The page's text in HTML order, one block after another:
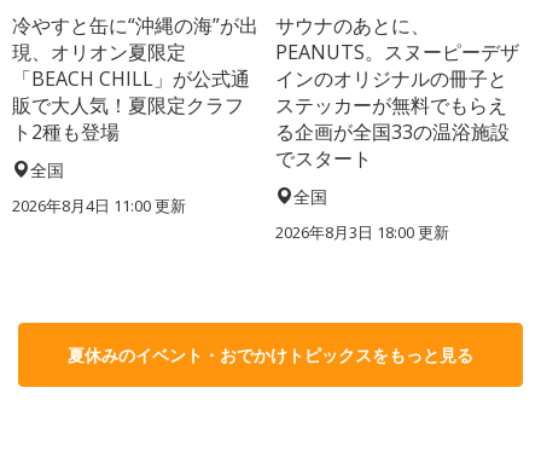
冷やすと缶に“沖縄の海”が出
現、オリオン夏限定
「BEACH CHILL」が公式通
販で大人気！夏限定クラフ
ト2種も登場
全国
2026年8月4日 11:00更新
サウナのあとに、
PEANUTS。スヌーピーデザ
インのオリジナルの冊子と
ステッカーが無料でもらえ
る企画が全国33の温浴施設
でスタート
全国
2026年8月3日 18:00更新
夏休みのイベント・おでかけトピックスをもっと見る